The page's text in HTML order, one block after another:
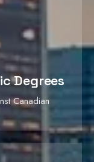
Degrees
Canadian